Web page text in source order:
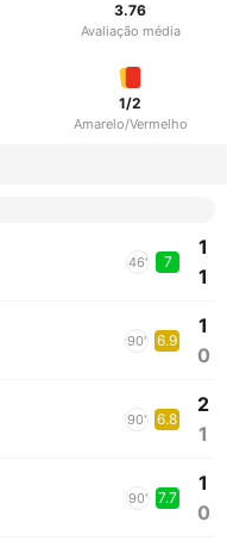
3.76
Avaliação média
1/2
Amarelo/Vermelho
46' 7
1
1
90' 6.9
1
0
90' 6.8
2
1
90' 7.7
1
0